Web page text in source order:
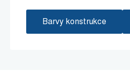
Barvy konstrukce